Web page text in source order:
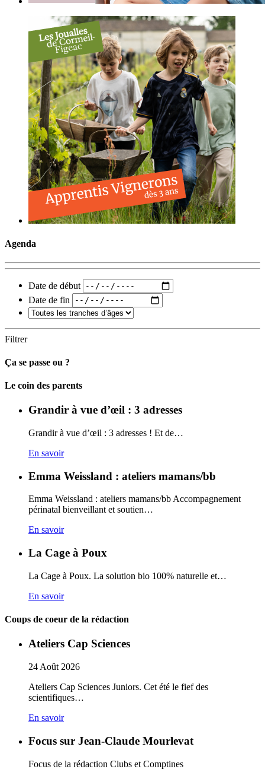
Agenda
Date de début
Date de fin
Filtrer
Ça se passe ou ?
Carto
Le coin des parents
Grandir à vue d’œil : 3 adresses
Grandir à vue d’œil : 3 adresses ! Et de…
En savoir
Emma Weissland : ateliers mamans/bb
Emma Weissland : ateliers mamans/bb Accompagnement
périnatal bienveillant et soutien…
En savoir
La Cage à Poux
La Cage à Poux. La solution bio 100% naturelle et…
En savoir
Coups de coeur de la rédaction
Ateliers Cap Sciences
24 Août 2026
Ateliers Cap Sciences Juniors. Cet été le fief des
scientifiques…
En savoir
Focus sur Jean-Claude Mourlevat
Focus de la rédaction Clubs et Comptines